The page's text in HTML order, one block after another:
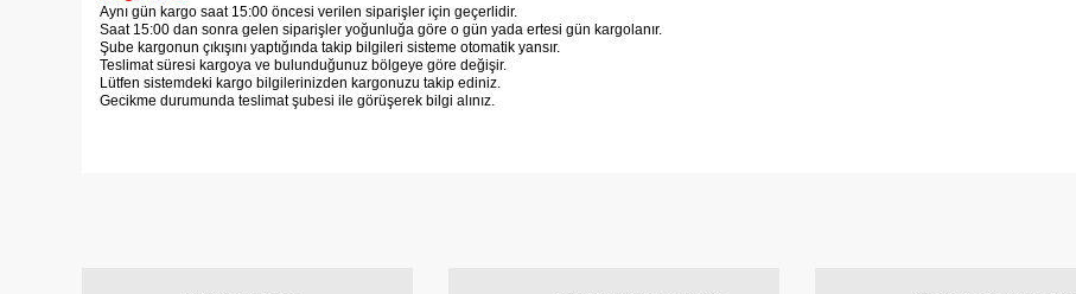
Aynı gün kargo saat 15:00 öncesi verilen siparişler için geçerlidir.
Saat 15:00 dan sonra gelen siparişler yoğunluğa göre o gün yada ertesi gün kargolanır.
Şube kargonun çıkışını yaptığında takip bilgileri sisteme otomatik yansır.
Teslimat süresi kargoya ve bulunduğunuz bölgeye göre değişir.
Lütfen sistemdeki kargo bilgilerinizden kargonuzu takip ediniz.
Gecikme durumunda teslimat şubesi ile görüşerek bilgi alınız.